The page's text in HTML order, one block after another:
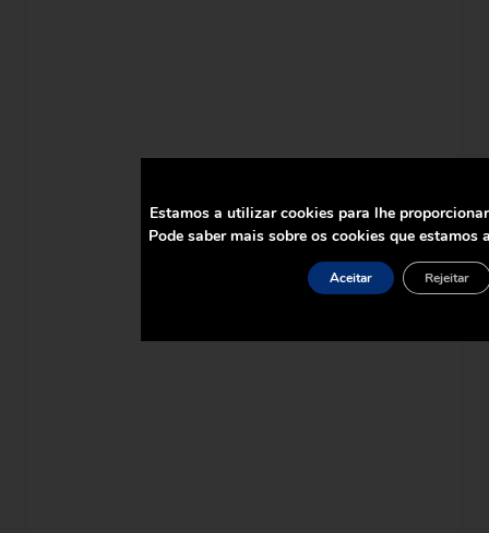
Estamos a utilizar cookies para lhe
Pode saber mais sobre os cookies que
Aceitar Rejeitar